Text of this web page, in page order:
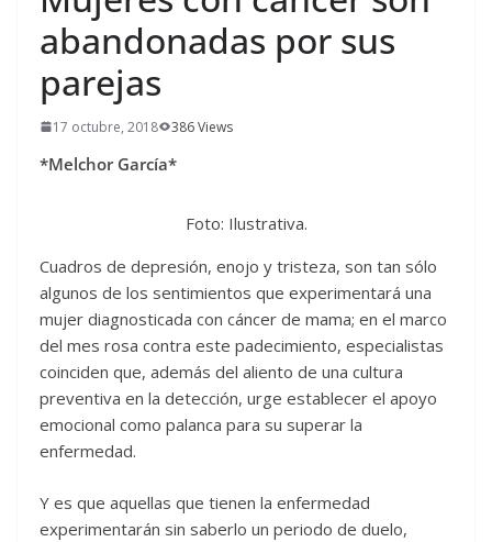
abandonadas por sus
parejas
17 octubre, 2018 386 Views
*Melchor García*
Foto: Ilustrativa.
Cuadros de depresión, enojo y tristeza, son tan sólo
algunos de los sentimientos que experimentará una
mujer diagnosticada con cáncer de mama; en el marco
del mes rosa contra este padecimiento, especialistas
coinciden que, además del aliento de una cultura
preventiva en la detección, urge establecer el apoyo
emocional como palanca para su superar la
enfermedad.
Y es que aquellas que tienen la enfermedad
experimentarán sin saberlo un periodo de duelo,